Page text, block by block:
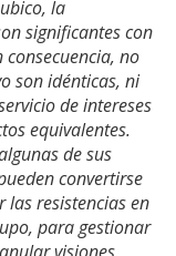
la
significantes con
no
son idénticas, ni
de intereses
equivalentes.
de sus
convertirse
resistencias en
para gestionar